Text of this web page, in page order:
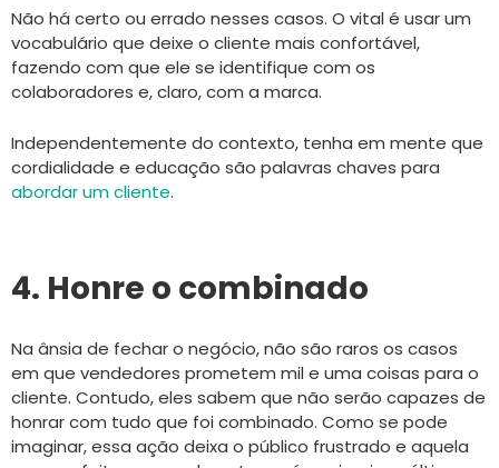
Não há certo ou errado nesses casos. O vital é usar um
vocabulário que deixe o cliente mais confortável,
fazendo com que ele se identifique com os
colaboradores e, claro, com a marca.
Independentemente do contexto, tenha em mente que
cordialidade e educação são palavras chaves para
abordar um cliente.
4. Honre o combinado
Na ânsia de fechar o negócio, não são raros os casos
em que vendedores prometem mil e uma coisas para o
cliente. Contudo, eles sabem que não serão capazes de
honrar com tudo que foi combinado. Como se pode
imaginar, essa ação deixa o público frustrado e aquela